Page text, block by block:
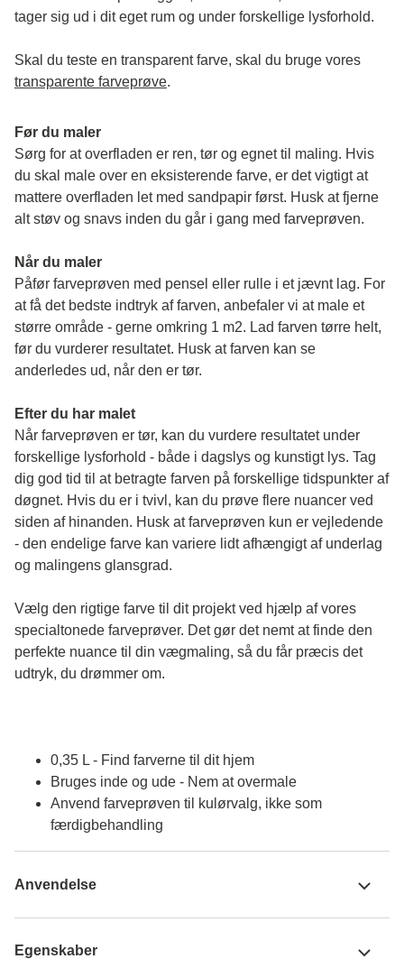
tager sig ud i dit eget rum og under forskellige lysforhold.
transparente farveprøve.
Før du maler
Sørg for at overfladen er ren, tør og egnet til maling. Hvis
du skal male over en eksisterende farve, er det vigtigt at
mattere overfladen let med sandpapir først. Husk at fjerne
alt støv og snavs inden du går i gang med farveprøven.
Når du maler
Påfør farveprøven med pensel eller rulle i et jævnt lag. For
at få det bedste indtryk af farven, anbefaler vi at male et
større område - gerne omkring 1 m2. Lad farven tørre helt,
før du vurderer resultatet. Husk at farven kan se
anderledes ud, når den er tør.
Efter du har malet
Når farveprøven er tør, kan du vurdere resultatet under
forskellige lysforhold - både i dagslys og kunstigt lys. Tag
dig god tid til at betragte farven på forskellige tidspunkter af
døgnet. Hvis du er i tvivl, kan du prøve flere nuancer ved
siden af hinanden. Husk at farveprøven kun er vejledende
- den endelige farve kan variere lidt afhængigt af underlag
og malingens glansgrad.
Vælg den rigtige farve til dit projekt ved hjælp af vores
specialtonede farveprøver. Det gør det nemt at finde den
perfekte nuance til din vægmaling, så du får præcis det
udtryk, du drømmer om.
0,35 L - Find farverne til dit hjem
Bruges inde og ude - Nem at overmale
Anvend farveprøven til kulørvalg, ikke som
færdigbehandling
Anvendelse
Egenskaber